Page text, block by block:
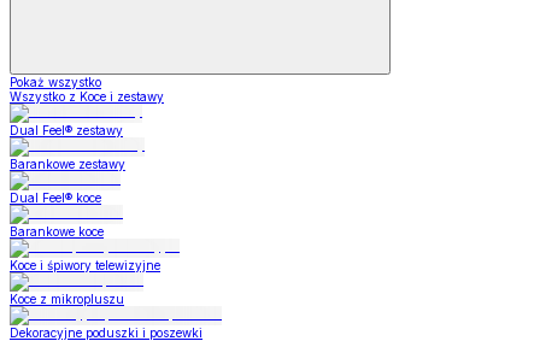
Pokaż wszystko
Wszystko z Koce i zestawy
Dual Feel® zestawy
Barankowe zestawy
Dual Feel® koce
Barankowe koce
Koce i śpiwory telewizyjne
Koce z mikropluszu
Dekoracyjne poduszki i poszewki